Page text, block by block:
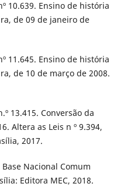
10.639. Ensino de história
de 09 de janeiro de
11.645. Ensino de história
de 10 de março de 2008.
13.415. Conversão da
Altera as Leis n º 9.394,
2017.
Nacional Comum
Editora MEC, 2018.